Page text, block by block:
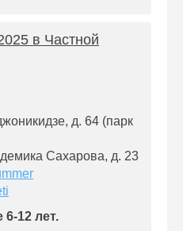
в Частной
д. 64 (парк
Сахарова, д. 23
6-12 лет.